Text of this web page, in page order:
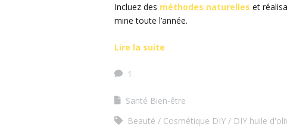
Incluez des méthodes naturelles et
mine toute l’année.
Lire la suite
1
Santé Bien-être
Beauté
Cosmétique DIY DIY huile